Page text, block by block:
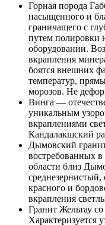
Горная порода
насыщенного и
граничащего с
путем полировки
оборудовании.
вкрапления
боятся внешних
температур,
морозов. Не
Винга —
уникальным
вкраплениями
Кандалакшский
Дымовский
востребованных
области близ
среднезернистый,
красного и
вкрапления
Гранит Жельтау